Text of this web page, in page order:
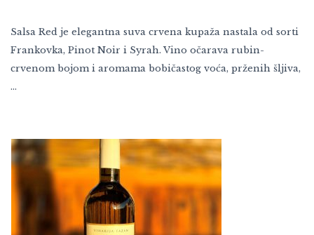
Salsa Red je elegantna suva crvena kupaža nastala od sorti
Frankovka, Pinot Noir i Syrah. Vino očarava rubin-
crvenom bojom i aromama bobičastog voća, prženih šljiva,
…